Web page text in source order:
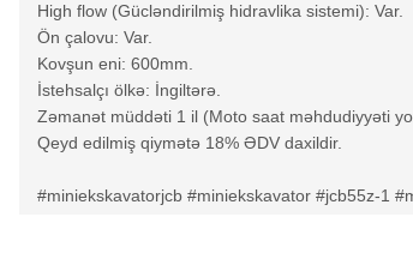
High flow (Gücləndirilmiş hidravlika sistemi): Var.
Ön çalovu: Var.
Kovşun eni: 600mm.
İstehsalçı ölkə: İngiltərə.
Zəmanət müddəti 1 il (Moto saat məhdudiyyəti
Qeyd edilmiş qiymətə 18% ƏDV daxildir.
#miniekskavatorjcb #miniekskavator #jcb55z-1